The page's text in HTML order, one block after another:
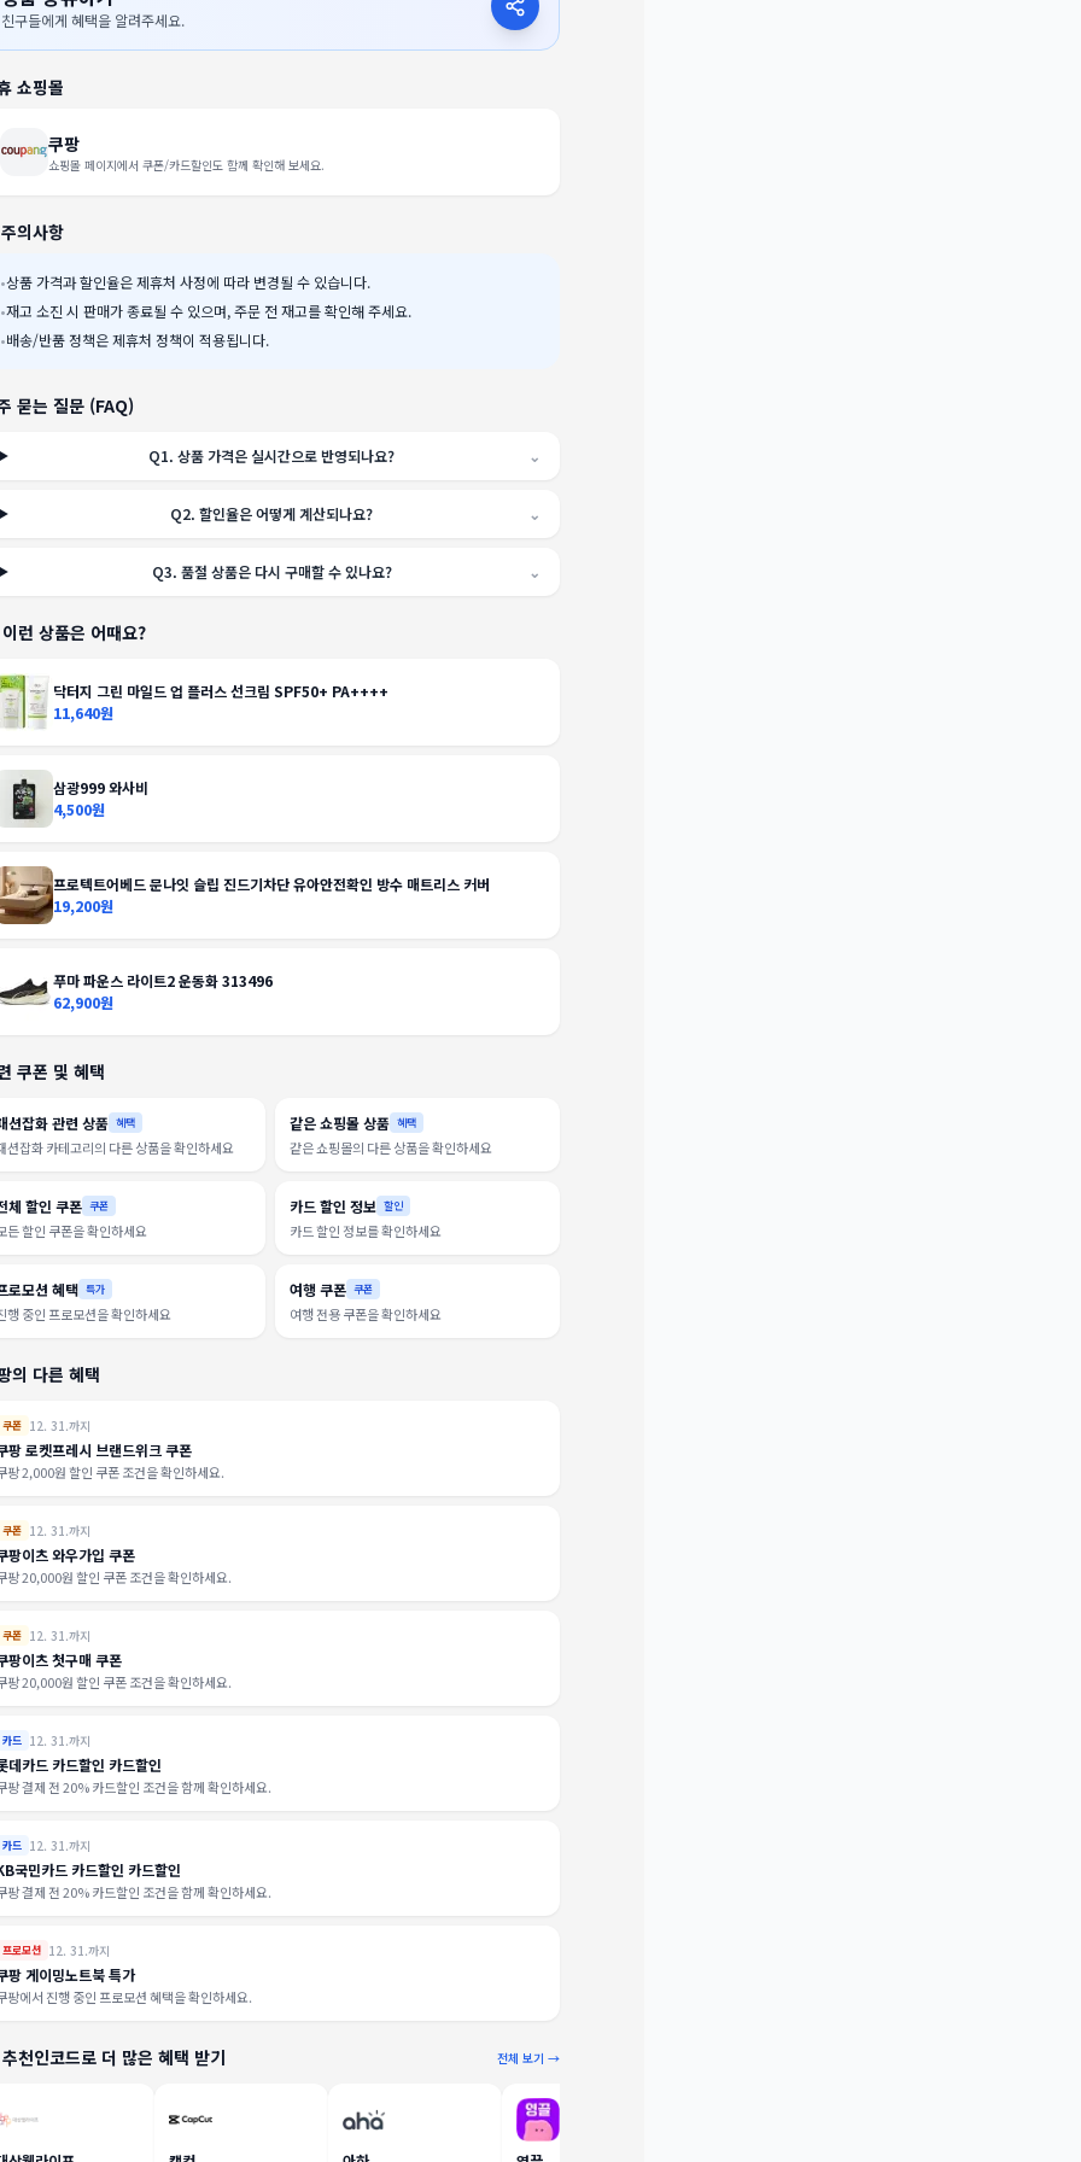
친구들에게 혜택을 알려주세요.
쇼핑몰
쿠팡
쇼핑몰 페이지에서 쿠폰/카드할인도 함께 확인해 보세요.
의사항
•상품 가격과 할인율은 제휴처 사정에 따라 변경될 수 있습니다.
•재고 소진 시 판매가 종료될 수 있으며, 주문 전 재고를 확인해 주세요.
•배송/반품 정책은 제휴처 정책이 적용됩니다.
묻는 질문 (FAQ)
Q1.상품 가격은 실시간으로 반영되나요? ⌄
Q2.할인율은 어떻게 계산되나요? ⌄
Q3. 품절 상품은 다시 구매할 수 있나요? ⌄
런 상품은 어때요?
닥터지 그린 마일드 업 플러스 선크림 SPF50+ PA++++
11,640원
삼광999 와사비
4,500원
프로텍트어베드 문나잇 슬립 진드기차단 유아안전확인 방수 매트리스 커버
19,200원
푸마 파운스 라이트2 운동화 313496
62,900원
쿠폰 및 혜택
션잡화 관련 상품 혜택
션잡화 카테고리의 다른 상품을 확인하세요
같은 쇼핑몰 상품 혜택
같은 쇼핑몰의 다른 상품을 확인하세요
체 할인 쿠폰 쿠폰
든 할인 쿠폰을 확인하세요
카드 할인 정보 할인
카드 할인 정보를 확인하세요
로모션 혜택 특가
행 중인 프로모션을 확인하세요
여행 쿠폰 쿠폰
여행 전용 쿠폰을 확인하세요
의 다른 혜택
쿠폰 12. 31.까지
팡 로켓프레시 브랜드위크 쿠폰
팡 2,000원 할인 쿠폰 조건을 확인하세요.
쿠폰 12. 31.까지
팡이츠 와우가입 쿠폰
팡 20,000원 할인 쿠폰 조건을 확인하세요.
쿠폰 12. 31.까지
팡이츠 첫구매 쿠폰
팡 20,000원 할인 쿠폰 조건을 확인하세요.
카드 12. 31.까지
데카드 카드할인 카드할인
팡 결제 전 20% 카드할인 조건을 함께 확인하세요.
카드 12. 31.까지
국민카드 카드할인 카드할인
팡 결제 전 20% 카드할인 조건을 함께 확인하세요.
프로모션 12. 31.까지
팡 게이밍노트북 특가
팡에서 진행 중인 프로모션 혜택을 확인하세요.
천인코드로 더 많은 혜택 받기 전체 보기 →